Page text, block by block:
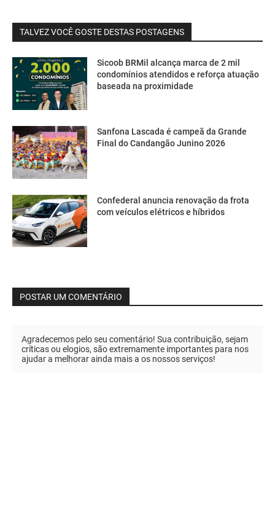
TALVEZ VOCÊ GOSTE DESTAS POSTAGENS
Sicoob BRMil alcança marca de 2 mil
condomínios atendidos e reforça atuação
baseada na proximidade
Sanfona Lascada é campeã da Grande
Final do Candangão Junino 2026
Confederal anuncia renovação da frota
com veículos elétricos e híbridos
POSTAR UM COMENTÁRIO
Agradecemos pelo seu comentário! Sua contribuição, sejam
críticas ou elogios, são extremamente importantes para nos
ajudar a melhorar ainda mais a os nossos serviços!